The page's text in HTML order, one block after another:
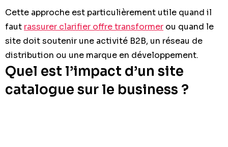
Cette approche est particulièrement utile quand il
faut rassurer clarifier offre transformer ou quand le
site doit soutenir une activité B2B, un réseau de
distribution ou une marque en développement.
Quel est l’impact d’un site
catalogue sur le business ?